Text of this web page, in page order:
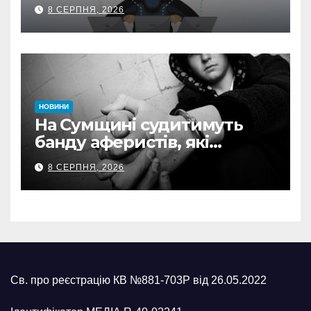
карток матері
8 СЕРПНЯ, 2026
НОВИНИ
На Сумщині судитимуть
банду аферистів, які
виманили у військових
понад 1 млн грн
8 СЕРПНЯ, 2026
Св. про реєстрацію КВ №881-703Р від 26.05.2022